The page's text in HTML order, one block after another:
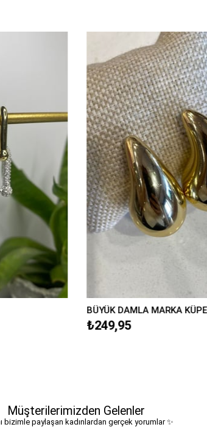
BÜYÜK DAMLA MARKA KÜPE
₺249,95
Müşterilerimizden Gelenler
bizimle paylaşan kadınlardan gerçek yorumlar ✨